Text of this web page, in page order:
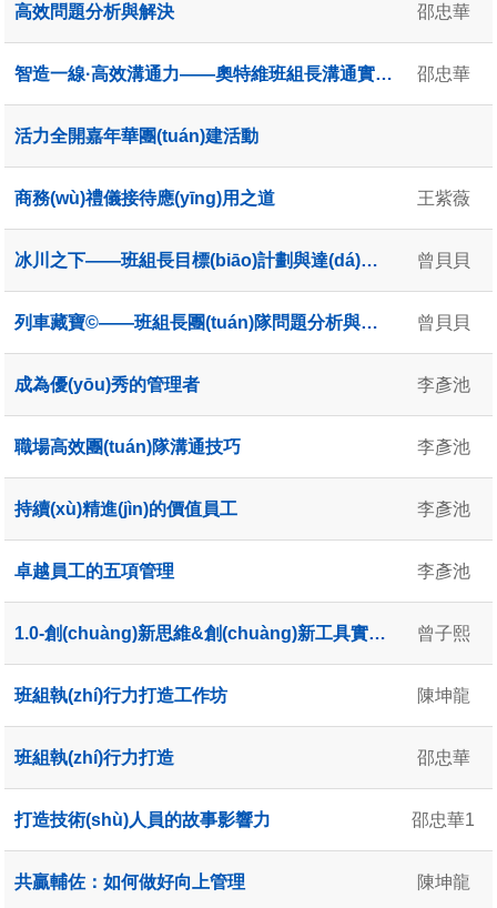
高效問題分析與解決 邵忠華
智造一線·高效溝通力——奧特維班組長溝通實戰(zhàn)賦能營 邵忠華
活力全開嘉年華團(tuán)建活動
商務(wù)禮儀接待應(yīng)用之道 王紫薇
冰川之下——班組長目標(biāo)計劃與達(dá)成（劇本式課堂） 曾貝貝
列車藏寶©——班組長團(tuán)隊問題分析與解決（劇本式課堂） 曾貝貝
成為優(yōu)秀的管理者 李彥池
職場高效團(tuán)隊溝通技巧 李彥池
持續(xù)精進(jìn)的價值員工 李彥池
卓越員工的五項管理 李彥池
1.0-創(chuàng)新思維&創(chuàng)新工具實戰(zhàn)應(yīng)用-曾子熙（2天） 曾子熙
班組執(zhí)行力打造工作坊 陳坤龍
班組執(zhí)行力打造 邵忠華
打造技術(shù)人員的故事影響力 邵忠華1
共贏輔佐：如何做好向上管理 陳坤龍